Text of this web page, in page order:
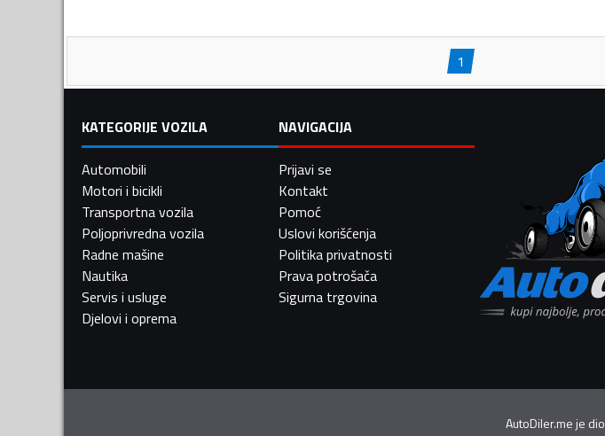
1
KATEGORIJE VOZILA
Automobili
Motori i bicikli
Transportna vozila
Poljoprivredna vozila
Radne mašine
Nautika
Servis i usluge
Djelovi i oprema
NAVIGACIJA
Prijavi se
Kontakt
Pomoć
Uslovi korišćenja
Politika privatnosti
Prava potrošača
Sigurna trgovina
AutoDiler.me je dio